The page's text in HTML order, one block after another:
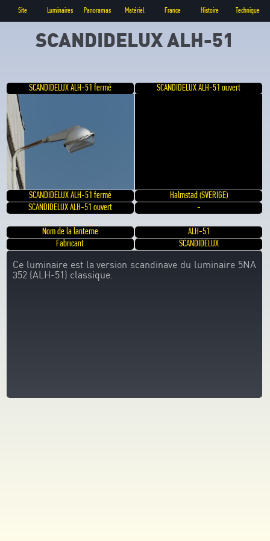
Site Luminaires Panoramas Matériel France Histoire Technique
SCANDIDELUX ALH-51
SCANDIDELUX ALH-51 fermé SCANDIDELUX ALH-51 ouvert
SCANDIDELUX ALH-51 fermé
Halmstad (SVERIGE)
SCANDIDELUX ALH-51 ouvert
-
Nom de la lanterne
ALH-51
Fabricant
SCANDIDELUX
Ce luminaire est la version scandinave du luminaire 5NA
352 (ALH-51) classique.